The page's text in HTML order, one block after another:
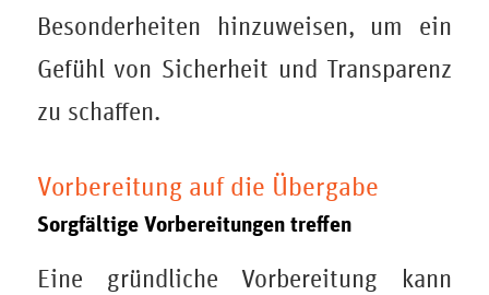
Besonderheiten hinzuweisen, um ein
Gefühl von Sicherheit und Transparenz
zu schaffen.
Vorbereitung auf die Übergabe
Sorgfältige Vorbereitungen treffen
Eine gründliche Vorbereitung kann